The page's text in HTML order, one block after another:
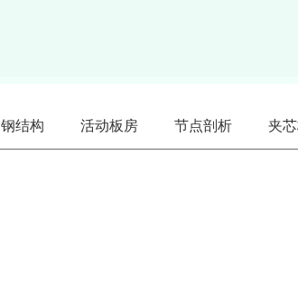
钢结构 活动板房 节点剖析 夹